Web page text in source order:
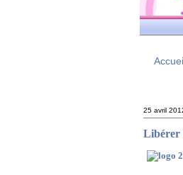
25 avril
Libérer